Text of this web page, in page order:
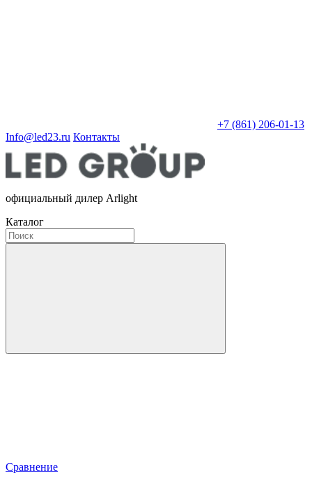
+7 (861) 206-01-13
Info@led23.ru Контакты
официальный дилер Arlight
Каталог
Сравнение